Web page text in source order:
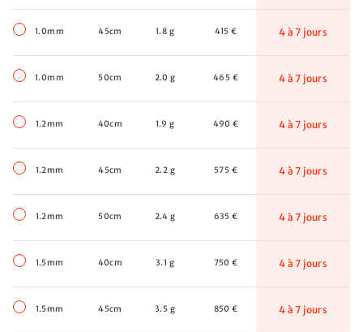
1.0mm 45cm 1.8 g 415 € 4 à 7 jours
1.0mm 50cm 2.0 g 465 € 4 à 7 jours
1.2mm 40cm 1.9 g 490 € 4 à 7 jours
1.2mm 45cm 2.2 g 575 € 4 à 7 jours
1.2mm 50cm 2.4 g 635 € 4 à 7 jours
1.5mm 40cm 3.1 g 750 € 4 à 7 jours
1.5mm 45cm 3.5 g 850 € 4 à 7 jours